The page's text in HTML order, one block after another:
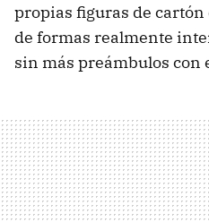
propias figuras de
de formas realmente
sin más preámbulos con